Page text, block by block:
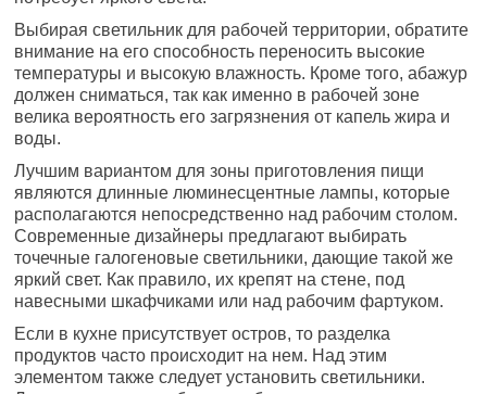
Выбирая светильник для рабочей территории, обратите
внимание на его способность переносить высокие
температуры и высокую влажность. Кроме того, абажур
должен сниматься, так как именно в рабочей зоне
велика вероятность его загрязнения от капель жира и
воды.
Лучшим вариантом для зоны приготовления пищи
являются длинные люминесцентные лампы, которые
располагаются непосредственно над рабочим столом.
Современные дизайнеры предлагают выбирать
точечные галогеновые светильники, дающие такой же
яркий свет. Как правило, их крепят на стене, под
навесными шкафчиками или над рабочим фартуком.
Если в кухне присутствует остров, то разделка
продуктов часто происходит на нем. Над этим
элементом также следует установить светильники.